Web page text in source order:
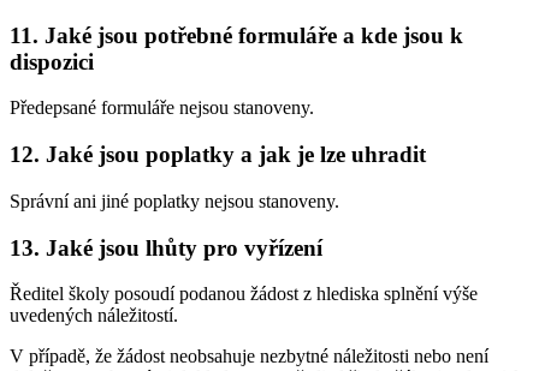
11. Jaké jsou potřebné formuláře a kde jsou k
dispozici
Předepsané formuláře nejsou stanoveny.
12. Jaké jsou poplatky a jak je lze uhradit
Správní ani jiné poplatky nejsou stanoveny.
13. Jaké jsou lhůty pro vyřízení
Ředitel školy posoudí podanou žádost z hlediska splnění výše
uvedených náležitostí.
V případě, že žádost neobsahuje nezbytné náležitosti nebo není